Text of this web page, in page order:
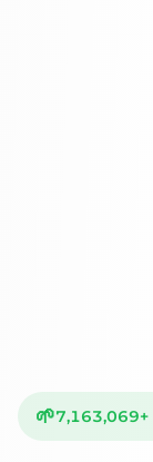
🌱7,163,069+